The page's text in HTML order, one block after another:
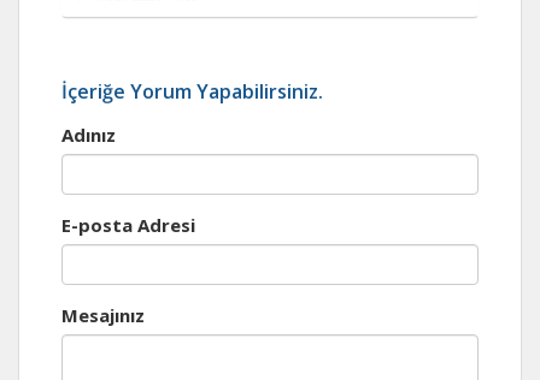
İçeriğe Yorum Yapabilirsiniz.
Adınız
E-posta Adresi
Mesajınız